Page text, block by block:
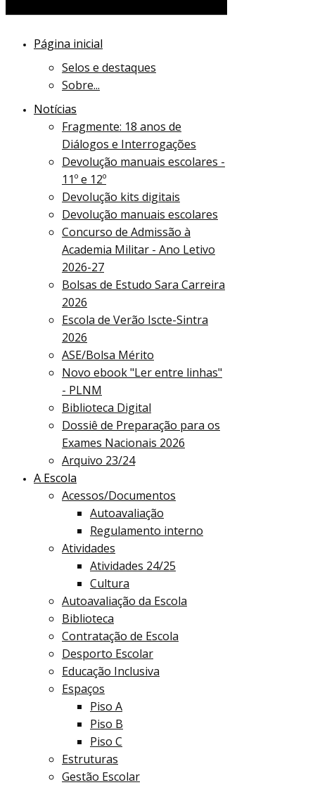
Página inicial
Selos e destaques
Sobre...
Notícias
Fragmente: 18 anos de
Diálogos e Interrogações
Devolução manuais escolares -
11º e 12º
Devolução kits digitais
Devolução manuais escolares
Concurso de Admissão à
Academia Militar - Ano Letivo
2026-27
Bolsas de Estudo Sara Carreira
2026
Escola de Verão Iscte-Sintra
2026
ASE/Bolsa Mérito
Novo ebook "Ler entre linhas"
- PLNM
Biblioteca Digital
Dossiê de Preparação para os
Exames Nacionais 2026
Arquivo 23/24
A Escola
Acessos/Documentos
Autoavaliação
Regulamento interno
Atividades
Atividades 24/25
Cultura
Autoavaliação da Escola
Biblioteca
Contratação de Escola
Desporto Escolar
Educação Inclusiva
Espaços
Piso A
Piso B
Piso C
Estruturas
Gestão Escolar